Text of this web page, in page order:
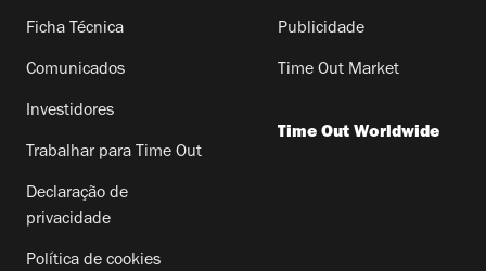
Ficha Técnica
Comunicados
Investidores
Trabalhar para Time Out
Declaração de
privacidade
Política de cookies
Publicidade
Time Out Market
Time Out Worldwide